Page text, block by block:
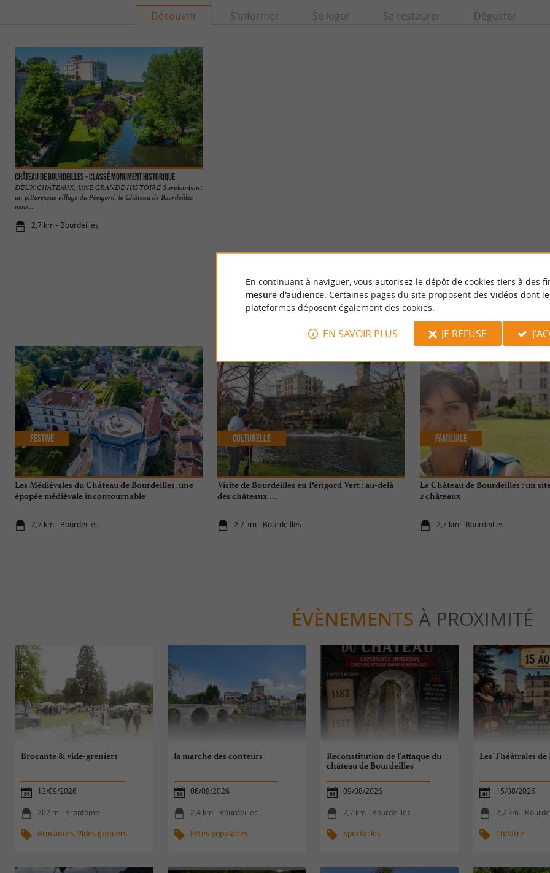
Découvrir S'informer Se loger Se restaurer Déguster
Château de Bourdeilles - Classé Monument Historique
DEUX CHÂTEAUX, UNE GRANDE HISTOIRE Surplombant
un pittoresque village du Périgord, le Château de Bourdeilles
vous ...
2,7 km - Bourdeilles
NOUS AVONS TESTÉPOUR
Les Médiévales du Château de Bourdeilles, une
épopée médiévale incontournable
2,7 km - Bourdeilles
Festive
Visite de Bourdeilles en Périgord Vert : au-delà
des châteaux …
2,7 km - Bourdeilles
Culturelle
Le Château de Bourdeilles : un
2 châteaux
2,7 km - Bourdeilles
Familiale
ÉVÈNEMENTS À PROXIMITÉ
Brocante & vide-greniers
13/09/2026
202 m - Brantôme
Brocantes, Vides greniers
la marche des conteurs
06/08/2026
2,4 km - Bourdeilles
Fêtes populaires
Reconstitution de l'attaque du
château de Bourdeilles
09/08/2026
2,7 km - Bourdeilles
Spectacles
Les Théâtrales
15/08/2026
2,7 km -
Théâtre
En continuant à naviguer, vous autorisez le dépôt de cookies tiers à des
mesure d'audience. Certaines pages du site proposent des vidéosdont
plateformes déposent également des cookies.
EN SAVOIR PLUS JE REFUSE